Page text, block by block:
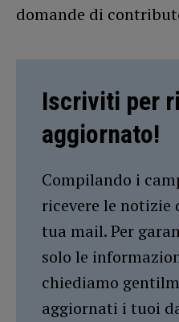
domande di
Iscriviti per
aggiornato!
Compilando i
ricevere le
tua mail. Per
solo le
chiediamo
aggiornati i tuoi